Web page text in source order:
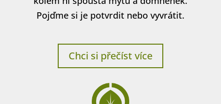
Pojďme si je potvrdit nebo vyvrátit.
Chci si přečíst více